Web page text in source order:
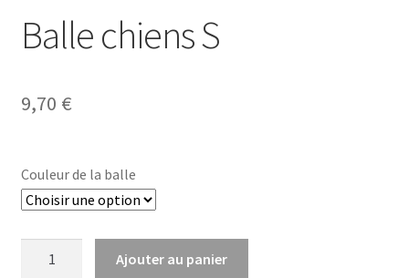
Balle chiens S
9,70 €
Couleur de la balle
Ajouter au panier